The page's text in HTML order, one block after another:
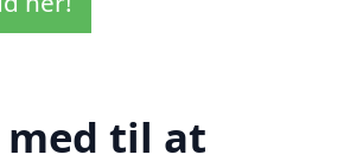
med til at